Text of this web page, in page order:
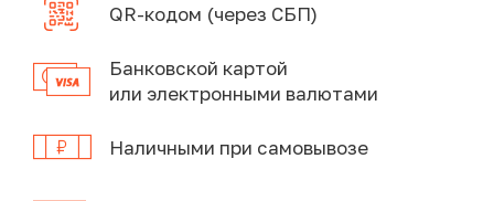
QR-кодом (через СБП)
Банковской картой
или электронными валютами
Наличными при самовывозе